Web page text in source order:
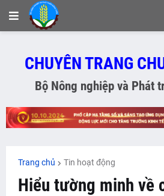
CHUYÊN TRANG
Bộ Nông nghiệp và Phát
Trang chủ Tin hoạt động
Hiểu tường minh về